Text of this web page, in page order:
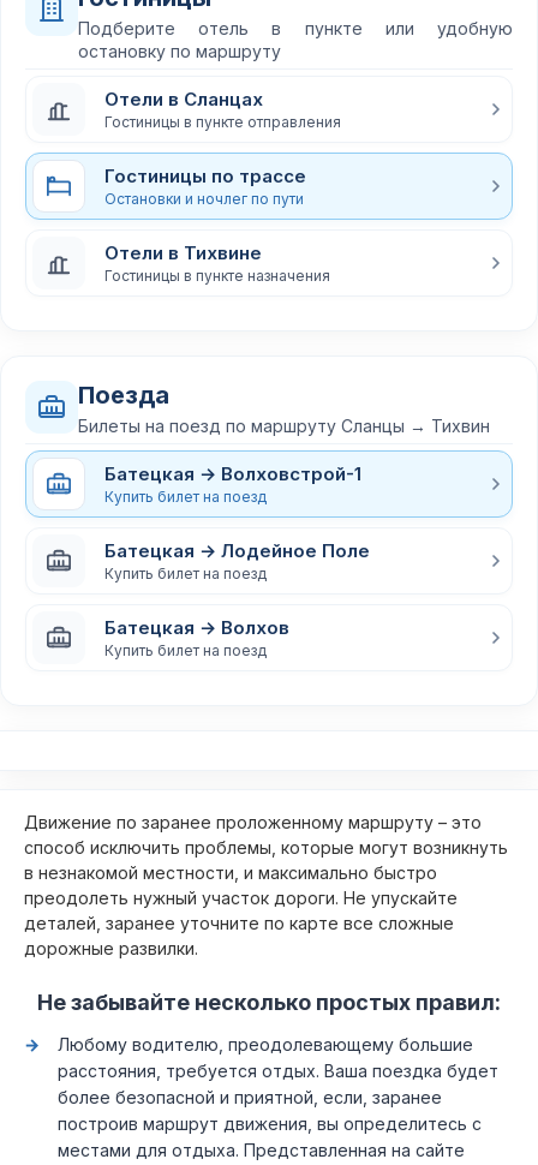
Подберите отель в пункте или удобную
остановку по маршруту
Отели в Сланцах
Гостиницы в пункте отправления
Гостиницы по трассе
Остановки и ночлег по пути
Отели в Тихвине
Гостиницы в пункте назначения
Поезда
Билеты на поезд по маршруту Сланцы → Тихвин
Батецкая → Волховстрой-1
Купить билет на поезд
Батецкая → Лодейное Поле
Купить билет на поезд
Батецкая → Волхов
Купить билет на поезд
Движение по заранее проложенному маршруту – это
способ исключить проблемы, которые могут возникнуть
в незнакомой местности, и максимально быстро
преодолеть нужный участок дороги. Не упускайте
деталей, заранее уточните по карте все сложные
дорожные развилки.
Не забывайте несколько простых правил:
Любому водителю, преодолевающему большие
расстояния, требуется отдых. Ваша поездка будет
более безопасной и приятной, если, заранее
построив маршрут движения, вы определитесь с
местами для отдыха. Представленная на сайте